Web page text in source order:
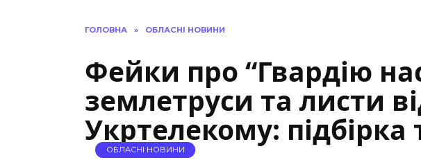
ГОЛОВНА » ОБЛАСНІ НОВИНИ
Фейки про “Гвардію
землетруси та листи
Укртелекому:
ОБЛАСНІ НОВИНИ